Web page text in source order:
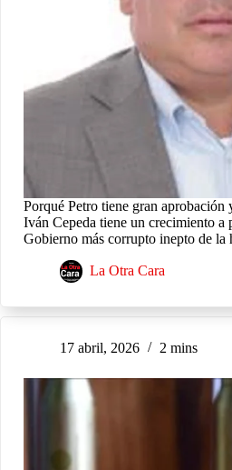
Porqué Petro tiene gran aprobación
Iván Cepeda tiene un crecimiento a
Gobierno más corrupto inepto de la
La Otra Cara
17 abril, 2026 2 mins